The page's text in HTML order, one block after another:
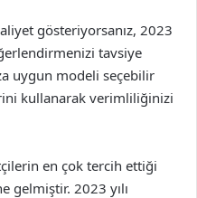
gösteriyorsanız, 2023
tavsiye
uygun modeli seçebilir
kullanarak verimliliğinizi
en çok tercih ettiği
gelmiştir. 2023 yılı